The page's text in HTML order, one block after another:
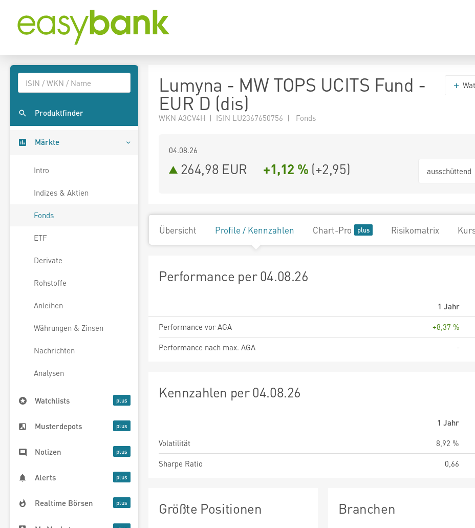
Produktfinder
Märkte
Intro
Indizes & Aktien
Fonds
ETF
Derivate
Rohstoffe
Anleihen
Währungen & Zinsen
Nachrichten
Analysen
Watchlists
Musterdepots
Notizen
Alerts
Realtime Börsen
Lumyna - MW TOPS UCITS Fund -
EUR D (dis)
WKN A3CV4H | ISIN LU2367650756 | Fonds
04.08.26
264,98 EUR +1,12 % (+2,95) ausschüttend
Übersicht Profile / Kennzahlen Chart-Pro Risikomatrix
Performance per 04.08.26
1 Jahr
Performance vor AGA
+8,37 %
Performance nach max. AGA
-
Kennzahlen per 04.08.26
1 Jahr
Volatilität
8,92 %
Sharpe Ratio
0,66
Größte Positionen Branchen